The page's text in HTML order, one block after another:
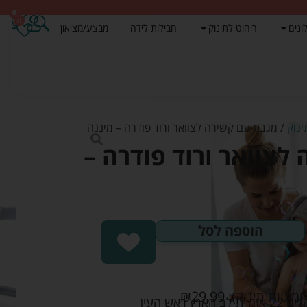
ריהוט לתינוק חבילות לידה מבצע/מציאון
0
/ מגבת עם קשירה לצוואר ורוד פודרה – מיננה
ורוד פודרה –
הוספה לסל
תינוק): ₪29.99 העין